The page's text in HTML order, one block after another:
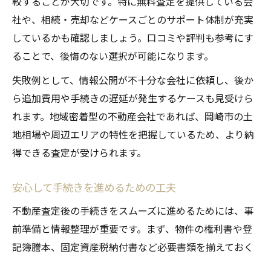
社や、相続・売却などケースごとのサポート体制が充実
しているかも確認しましょう。口コミや評判も参考にす
ることで、後悔のない選択が可能になります。
失敗例として、情報公開が不十分な会社に依頼し、後か
ら追加費用や手続きの遅延が発生するケースも見受けら
れます。地域密着型の不動産会社であれば、岡崎市の土
地相場や周辺エリアの特性を把握しているため、より納
得できる査定が受けられます。
安心して手続きを進めるための工夫
不動産査定後の手続きをスムーズに進めるためには、事
前準備と情報整理が重要です。まず、物件の権利書や登
記簿謄本、固定資産税納付書など必要書類を揃えておく